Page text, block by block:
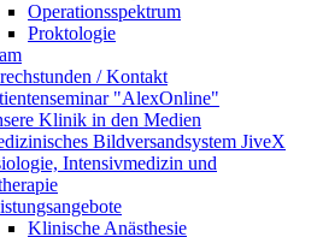
Operationsspektrum
Proktologie
/ Kontakt
"AlexOnline"
Klinik in den Medien
Bildversandsystem JiveX
Intensivmedizin und
Klinische Anästhesie